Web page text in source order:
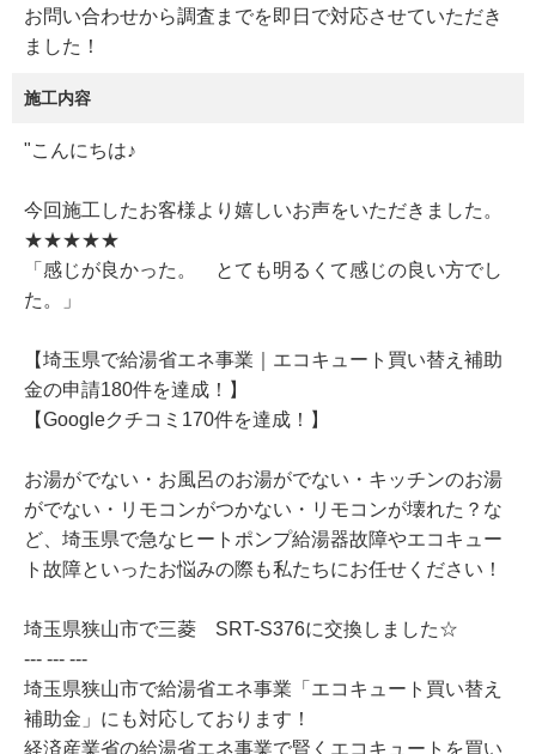
お問い合わせから調査までを即日で対応させていただき
ました！
施工内容
"こんにちは♪
今回施工したお客様より嬉しいお声をいただきました。
★★★★★
「感じが良かった。 とても明るくて感じの良い方でし
た。」
【埼玉県で給湯省エネ事業｜エコキュート買い替え補助
金の申請180件を達成！】
【Googleクチコミ170件を達成！】
お湯がでない・お風呂のお湯がでない・キッチンのお湯
がでない・リモコンがつかない・リモコンが壊れた？な
ど、埼玉県で急なヒートポンプ給湯器故障やエコキュー
ト故障といったお悩みの際も私たちにお任せください！
埼玉県狭山市で三菱 SRT-S376に交換しました☆
--- --- ---
埼玉県狭山市で給湯省エネ事業「エコキュート買い替え
補助金」にも対応しております！
経済産業省の給湯省エネ事業で賢くエコキュートを買い